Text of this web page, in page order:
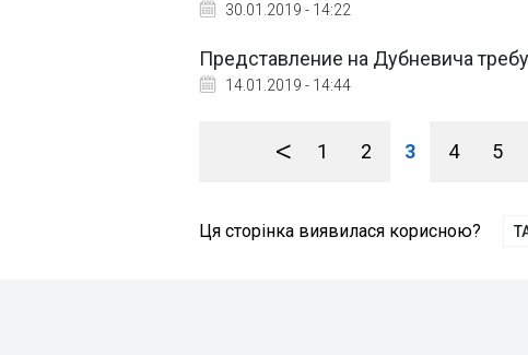
30.01.2019 - 14:22
Представление на Дубневича
14.01.2019 - 14:44
< 1 2 3 4 5
Ця сторінка виявилася корисною?